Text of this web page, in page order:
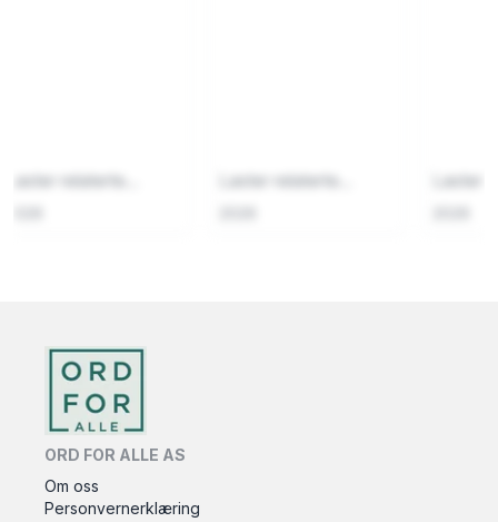
Laster relaterte... Laster relaterte... Laster
ORD FOR ALLE AS
Om oss
Personvernerklæring